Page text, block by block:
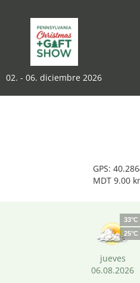
02. - 06. diciembre 2026
GPS:
MDT 9.00
33°C
25°C
jueves
06.08.2026